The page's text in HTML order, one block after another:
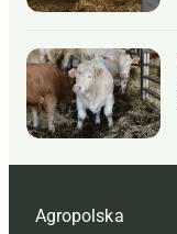
Agropolska